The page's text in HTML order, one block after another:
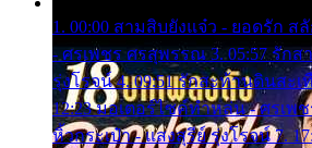
1. 00:00 สามสิบยังแจ๋ว - ยอดรัก ส
- ศรเพชร ศรสุพรรณ 3. 05:57 รักส
รุ่งโรจน์ 4. 09:51 รักสะท้านดินสะ
12:23 มอเตอร์ไซค์ทำหล่น - ศรเพ
หิ้วกระเป๋า - แสงสุรีย์ รุ่งโรจน์ 7.